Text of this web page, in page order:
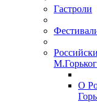
Гастроли
О